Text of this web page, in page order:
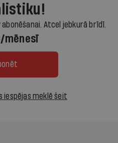
Atcel jebkurā brīdī.
mēnesī
iespējas meklē šeit